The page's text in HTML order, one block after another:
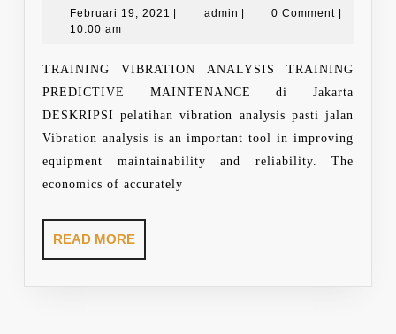
ANALYSIS
PREDICTIVE
MAINTENANCE
Februari 19, 2021 Februariadmin admin0 Comment
10:00 am
TRAINING VIBRATION ANALYSIS TRAINING
PREDICTIVE MAINTENANCE di Jakarta
DESKRIPSI pelatihan vibration analysis pasti jalan
Vibration analysis is an important tool in improving
equipment maintainability and reliability. The
economics of accurately
READ MOREREAD
MORE